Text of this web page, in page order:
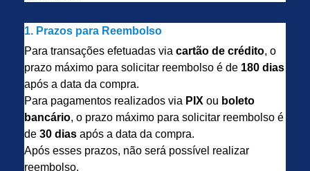
1. Prazos para Reembolso
Para transações efetuadas via cartão de crédito, o
prazo máximo para solicitar reembolso é de 180 dias
após a data da compra.
Para pagamentos realizados via PIX ou boleto
bancário, o prazo máximo para solicitar reembolso é
de 30 dias após a data da compra.
Após esses prazos, não será possível realizar
reembolso.